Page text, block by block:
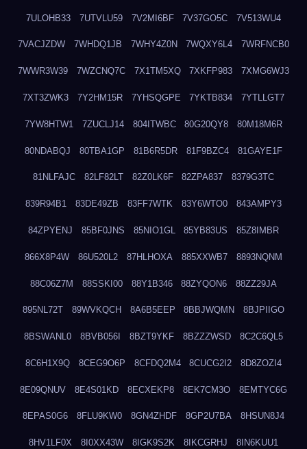
7ULOHB33 7UTVLU59 7V2MI6BF 7V37GO5C 7V513WU4
7VACJZDW 7WHDQ1JB 7WHY4Z0N 7WQXY6L4 7WRFNCB0
7WWR3W39 7WZCNQ7C 7X1TM5XQ 7XKFP983 7XMG6WJ3
7XT3ZWK3 7Y2HM15R 7YHSQGPE 7YKTB834 7YTLLGT7
7YW8HTW1 7ZUCLJ14 804ITWBC 80G20QY8 80M18M6R
80NDABQJ 80TBA1GP 81B6R5DR 81F9BZC4 81GAYE1F
81NLFAJC 82LF82LT 82Z0LK6F 82ZPA837 8379G3TC
839R94B1 83DE49ZB 83FF7WTK 83Y6WTO0 843AMPY3
84ZPYENJ 85BF0JNS 85NIO1GL 85YB83US 85Z8IMBR
866X8P4W 86U520L2 87HLHOXA 885XXWB7 8893NQNM
88C06Z7M 88SSKI00 88Y1B346 88ZYQON6 88ZZ29JA
895NL72T 89WVKQCH 8A6B5EEP 8BBJWQMN 8BJPIIGO
8BSWANL0 8BVB056I 8BZT9YKF 8BZZZWSD 8C2C6QL5
8C6H1X9Q 8CEG9O6P 8CFDQ2M4 8CUCG2I2 8D8ZOZI4
8E09QNUV 8E4S01KD 8ECXEKP8 8EK7CM3O 8EMTYC6G
8EPAS0G6 8FLU9KW0 8GN4ZHDF 8GP2U7BA 8HSUN8J4
8HV1LF0X 8I0XX43W 8IGK9S2K 8IKCGRHJ 8IN6KUU1